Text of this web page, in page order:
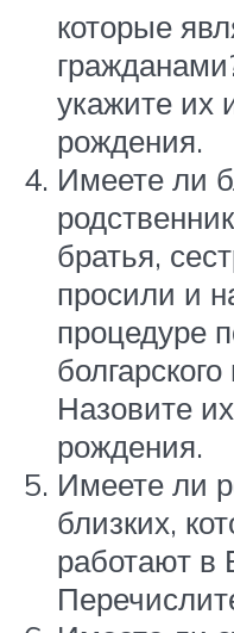
которые
укажите их
рождения.
Имеете ли
братья,
просили и
процедуре
Назовите
рождения.
Имеете ли
близких,
работают в